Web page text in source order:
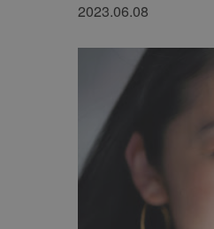
2023.06.08